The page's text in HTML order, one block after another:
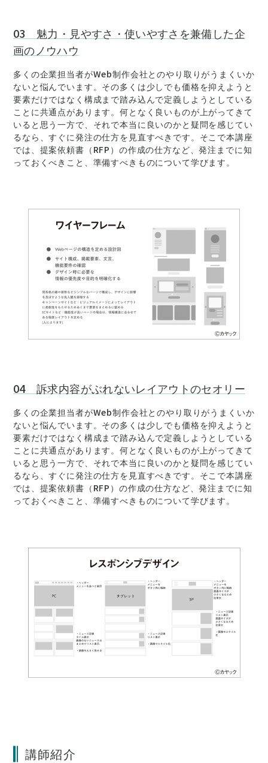
03 魅力・見やすさ・使いやすさを兼備した企
画のノウハウ
多くの企業担当者がWeb制作会社とのやり取りがうまくいか
ないと悩んでいます。その多くは少しでも価格を抑えようと
要素だけではなく構成まで踏み込んで定義しようとしている
ことに共通点があります。何となく良いものが上がってきて
いると思う一方で、それで本当に良いのかと疑問を感じてい
るなら、すぐに発注の仕方を見直すべきです。そこで本講座
では、提案依頼書（RFP）の作成の仕方など、発注までに知
っておくべきこと、準備すべきものについて学びます。
04 訴求内容がぶれないレイアウトのセオリー
多くの企業担当者がWeb制作会社とのやり取りがうまくいか
ないと悩んでいます。その多くは少しでも価格を抑えようと
要素だけではなく構成まで踏み込んで定義しようとしている
ことに共通点があります。何となく良いものが上がってきて
いると思う一方で、それで本当に良いのかと疑問を感じてい
るなら、すぐに発注の仕方を見直すべきです。そこで本講座
では、提案依頼書（RFP）の作成の仕方など、発注までに知
っておくべきこと、準備すべきものについて学びます。
講師紹介